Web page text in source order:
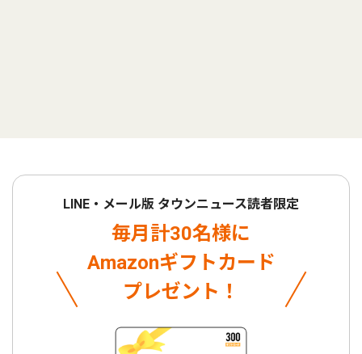
LINE・メール版 タウンニュース読者限定
毎月計30名様に
Amazonギフトカード
プレゼント！